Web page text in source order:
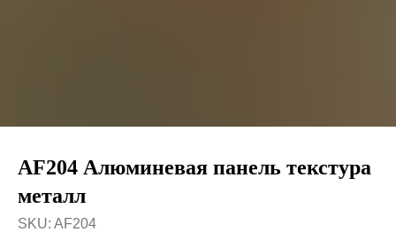
AF204 Алюминевая панель текстура
металл
SKU: AF204